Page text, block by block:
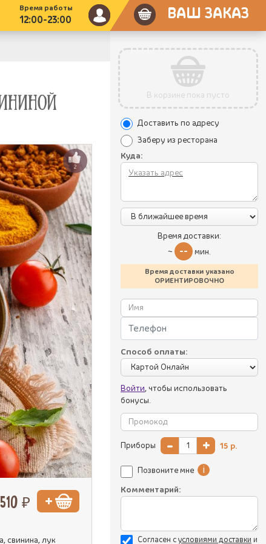
Время работы
12:00-23:00 ВАШ ЗАКАЗ
2
510 ₽
свинина, лук
В корзине пока пусто
Доставить по адресу
Заберу из ресторана
Куда:
Время доставки:
~
-- мин.
Время доставки указано
ОРИЕНТИРОВОЧНО
Способ оплаты:
Войти, чтобы использовать
бонусы.
Приборы - + 15 р.
Позвоните мне i
Комментарий:
Согласен суcловиями доставки и